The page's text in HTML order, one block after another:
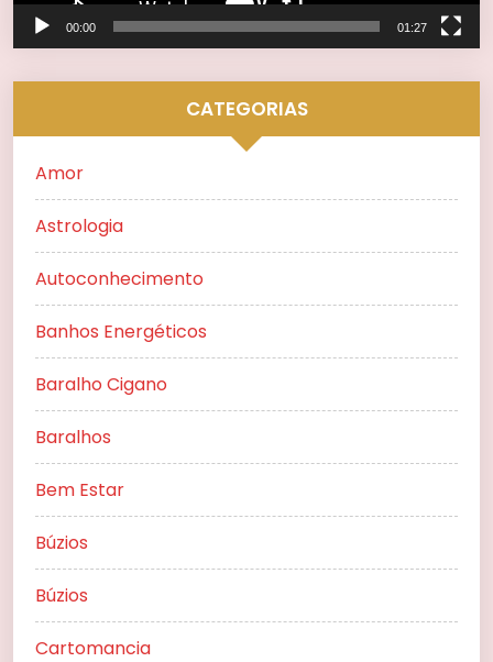
00:00 01:27
CATEGORIAS
Amor
Astrologia
Autoconhecimento
Banhos Energéticos
Baralho Cigano
Baralhos
Bem Estar
Búzios
Búzios
Cartomancia